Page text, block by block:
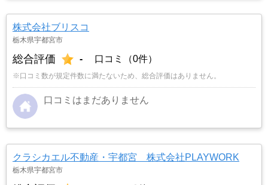
株式会社ブリスコ
栃木県宇都宮市
総合評価 - 口コミ（0件）
※口コミ数が規定件数に満たないため、総合評価はありません。
口コミはまだありません
クラシカエル不動産・宇都宮 株式会社PLAYWORK
栃木県宇都宮市